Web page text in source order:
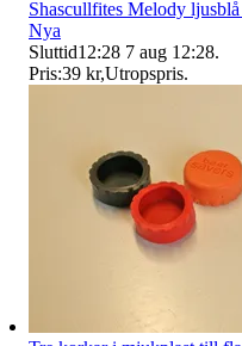
Shascullfites Melody
Nya
Sluttid12:28 7 aug 12:28.
Pris:39 kr,Utropspris.